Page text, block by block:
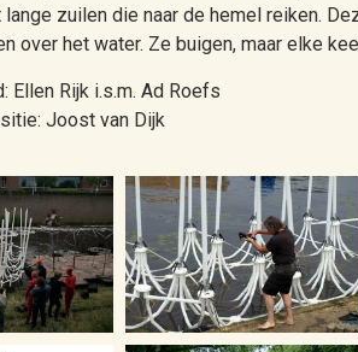
lange zuilen die naar de hemel reiken.
over het water. Ze buigen, maar elke
Ellen Rijk i.s.m. Ad Roefs
Joost van Dijk